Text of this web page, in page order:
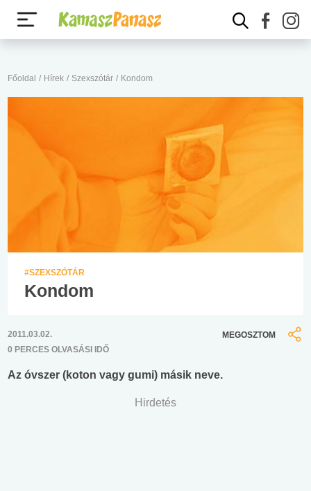
Főoldal / Hírek / Szexszótár / Kondom
#SZEXSZÓTÁR
Kondom
2011.03.02.
0 PERCES OLVASÁSI IDŐ
MEGOSZTOM
Az óvszer (koton vagy gumi) másik neve.
Hirdetés